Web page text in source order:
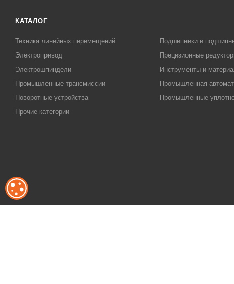
КАТАЛОГ
Техника линейных перемещений
Подшипники и
Электропривод
Прецизионные
Электрошпиндели
Инструменты и
Промышленные трансмиссии
Промышленная
Поворотные устройства
Промышленные
Прочие категории
ОБРАБОТКА ФАЙЛОВ COOKIE